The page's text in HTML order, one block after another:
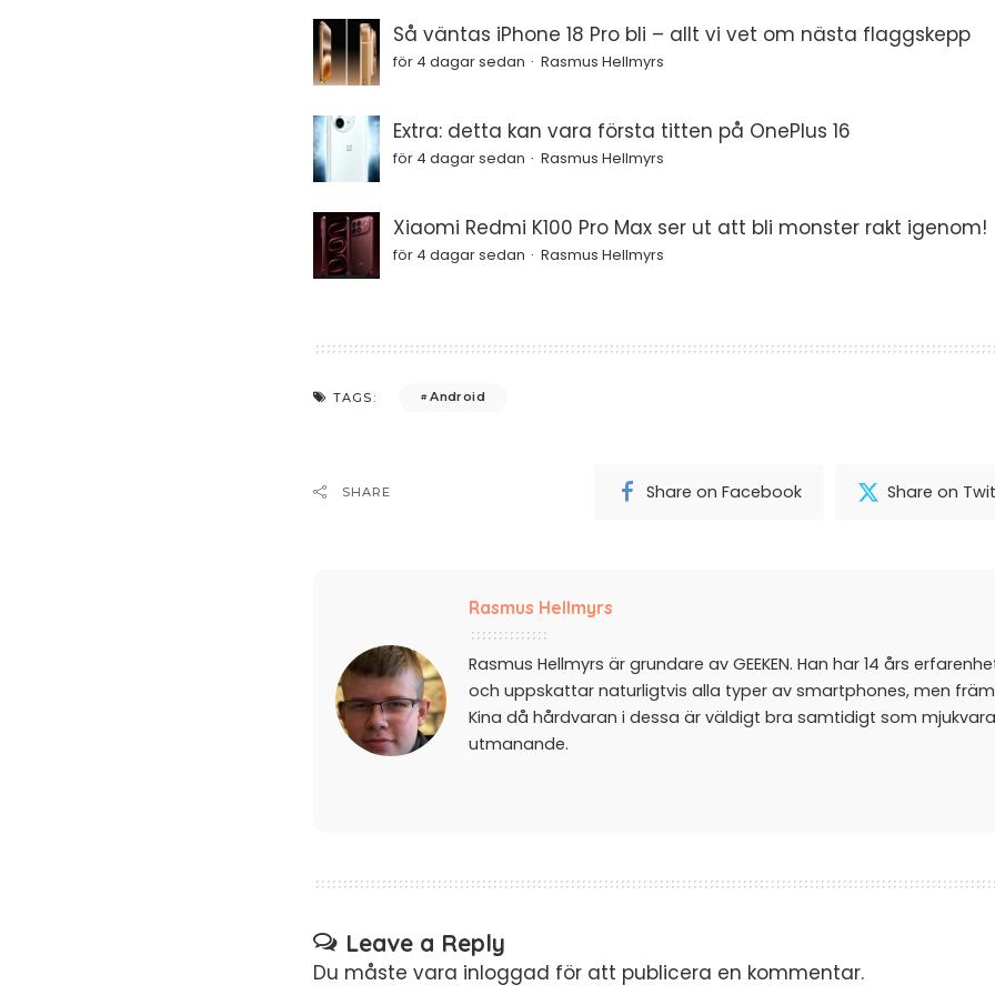
Så väntas iPhone 18 Pro bli – allt vi vet om nästa flaggskepp
för 4 dagar sedan Rasmus Hellmyrs
Extra: detta kan vara första titten på OnePlus 16
för 4 dagar sedan Rasmus Hellmyrs
Xiaomi Redmi K100 Pro Max ser ut att bli monster rakt igenom!
för 4 dagar sedan Rasmus Hellmyrs
TAGS: Android
SHARE Share on Facebook Share on
Rasmus Hellmyrs
Rasmus Hellmyrs är grundare av GEEKEN. Han har 14 års
och uppskattar naturligtvis alla typer av smartphones, men
Kina då hårdvaran i dessa är väldigt bra samtidigt som
utmanande.
Leave a Reply
Du måste vara inloggad för att publicera en kommentar.